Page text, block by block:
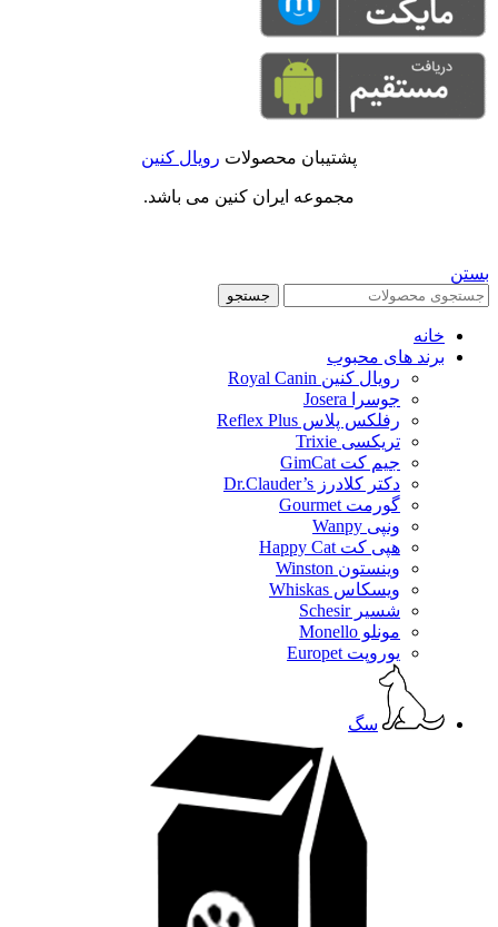
پشتیبان محصولات رویال کنین
مجموعه ایران کنین می باشد.
بستن
جستجو
خانه
برند های محبوب
رویال کنین Royal Canin
جوسرا Josera
رفلکس پلاس Reflex Plus
تریکسی Trixie
جیم کت GimCat
دکتر کلادرز Dr.Clauder’s
گورمت Gourmet
ونپی Wanpy
هپی کت Happy Cat
وینستون Winston
ویسکاس Whiskas
شسیر Schesir
مونلو Monello
یوروپت Europet
سگ